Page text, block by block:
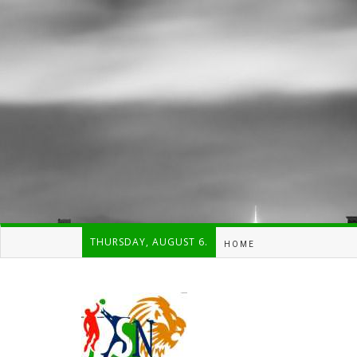
THURSDAY, AUGUST 6. HOME